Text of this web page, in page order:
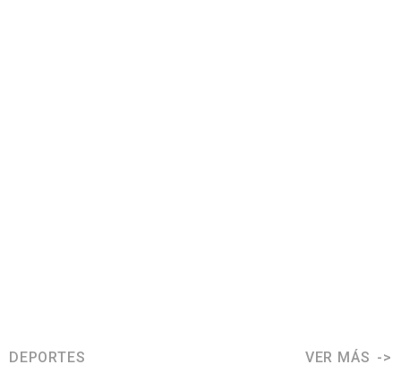
DEPORTES VER MÁS